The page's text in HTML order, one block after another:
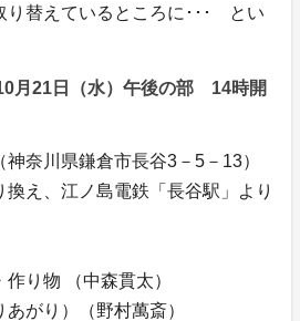
り替えているところに･･･ とい
月21日（水）午後の部 14時開
神奈川県鎌倉市長谷3－5－13）
換え、江ノ島電鉄「長谷駅」より
作り物 （中森貫太）
あがり）（野村萬斎）